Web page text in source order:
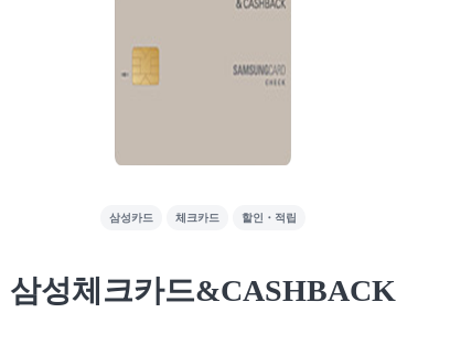
삼성카드 체크카드 할인・적립
삼성체크카드&CASHBACK